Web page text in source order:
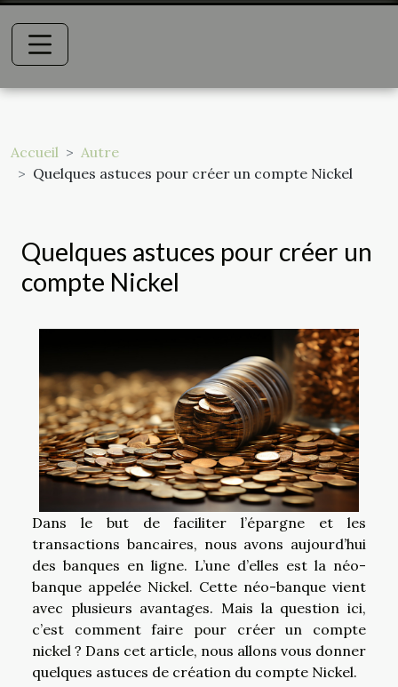
Accueil
Autre
Quelques astuces pour créer un compte Nickel
Quelques astuces pour créer un
compte Nickel
Dans le but de faciliter l’épargne et les
transactions bancaires, nous avons aujourd’hui
des banques en ligne. L’une d’elles est la néo-
banque appelée Nickel. Cette néo-banque vient
avec plusieurs avantages. Mais la question ici,
c’est comment faire pour créer un compte
nickel ? Dans cet article, nous allons vous donner
quelques astuces de création du compte Nickel.